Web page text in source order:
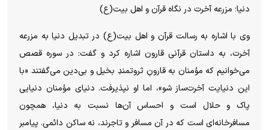
دنیا؛ مزرعه آخرت در نگاه قرآن و اهل بیت(ع)
وی با اشاره به رسالت قرآن و اهل بیت(ع) در تبدیل دنیا به مزرعه
آخرت، به داستان قرآنی قارون اشاره کرد و گفت: در سوره قصص
می‌خوانیم که مؤمنان به قارونِ ثروتمندِ بخیل و بی‌دین می‌گفتند «با
این دنیایت آخرت‌ساز شو»، اما او نپذیرفت. دنیای مؤمنان دنیایی
پاک و حلال است و احساس آن‌ها نسبت به دنیا، همچون
مسافرخانه‌ای است که در آن مسافر و تاجرند، نه ساکن دائمی. پیامبر